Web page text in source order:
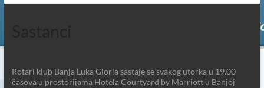
Rotari klub Banja Luka Gloria sastaje se svakog utorka u 19.00
časova u prostorijama Hotela Courtyard by Marriott u Banjoj